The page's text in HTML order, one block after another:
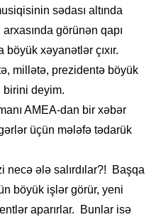
sədası altında
görünən qapı
böyük xəyanətlər çıxır.
millətə, prezidentə böyük
birini deyim.
AMEA-dan bir xəbər
üçün mələfə tədarük
necə ələ salırdılar?! Başqa
böyük işlər görür, yeni
aparırlar. Bunlar isə